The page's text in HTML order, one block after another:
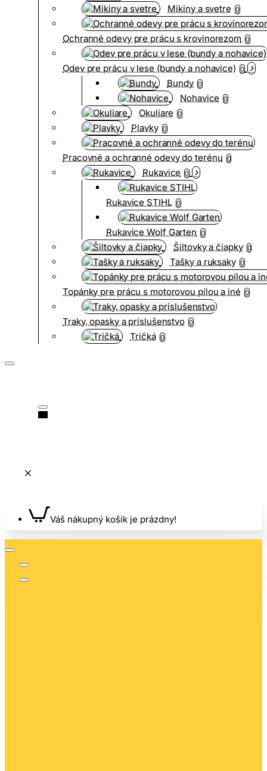
Mikiny a svetre 0
Ochranné odevy pre prácu s krovinorezom 0
Odev pre prácu v lese (bundy a nohavice) 0
Bundy 0
Nohavice 0
Okuliare 0
Plavky 0
Pracovné a ochranné odevy do terénu 0
Rukavice 0
Rukavice STIHL 0
Rukavice Wolf Garten 0
Šiltovky a čiapky 0
Tašky a ruksaky 0
Topánky pre prácu s motorovou pílou a iné 0
Traky, opasky a príslušenstvo 0
Tričká 0
Váš nákupný košík je prázdny!